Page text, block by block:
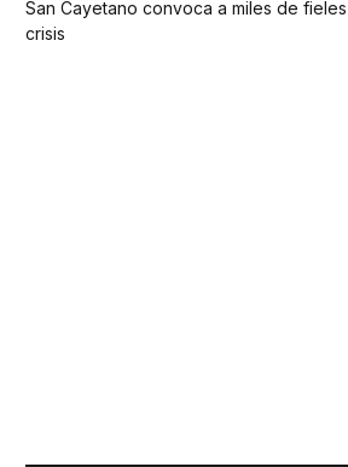
San Cayetano convoca a miles de
crisis